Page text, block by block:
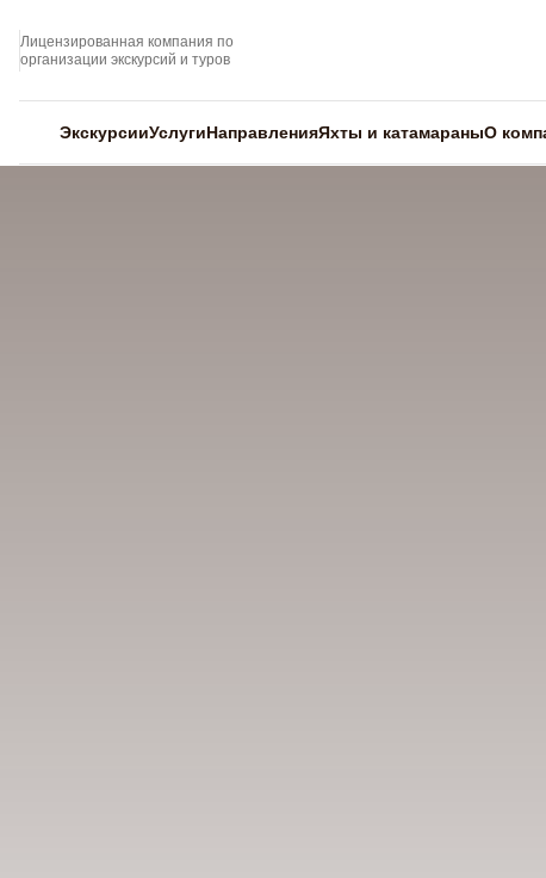
Лицензированная компания по
организации экскурсий и туров
ЭкскурсииУслугиНаправленияЯхты и катамараныО